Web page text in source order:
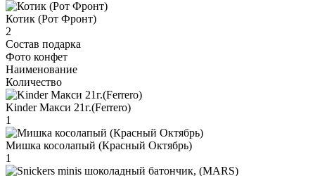
Котик (Рот Фронт)
2
Состав подарка
Фото конфет
Наименование
Количество
Kinder Макси 21г.(Ferrero)
1
Мишка косолапый (Красный Октябрь)
1